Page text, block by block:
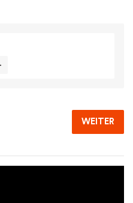
WEITER